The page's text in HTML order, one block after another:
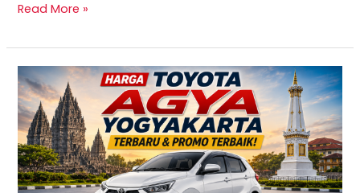
Read More »
TERBARU!
Harga
Agya
Yogyakarta
–
Promo